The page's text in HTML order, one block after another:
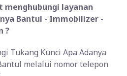
menghubungi layanan
Bantul - Immobilizer -
?
Tukang Kunci Apa Adanya
melalui nomor telepon